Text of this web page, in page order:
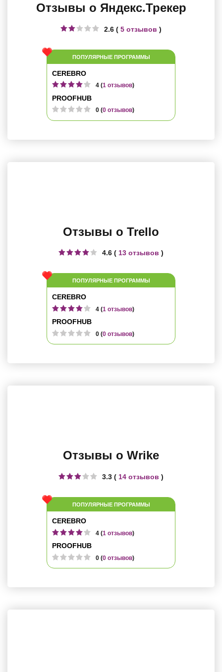
Отзывы о Яндекс.Трекер
2.6 ( 5 отзывов )
ПОПУЛЯРНЫЕ ПРОГРАММЫ
CEREBRO
4 (1 отзывов)
PROOFHUB
0 (0 отзывов)
Отзывы о Trello
4.6 ( 13 отзывов )
ПОПУЛЯРНЫЕ ПРОГРАММЫ
CEREBRO
4 (1 отзывов)
PROOFHUB
0 (0 отзывов)
Отзывы о Wrike
3.3 ( 14 отзывов )
ПОПУЛЯРНЫЕ ПРОГРАММЫ
CEREBRO
4 (1 отзывов)
PROOFHUB
0 (0 отзывов)